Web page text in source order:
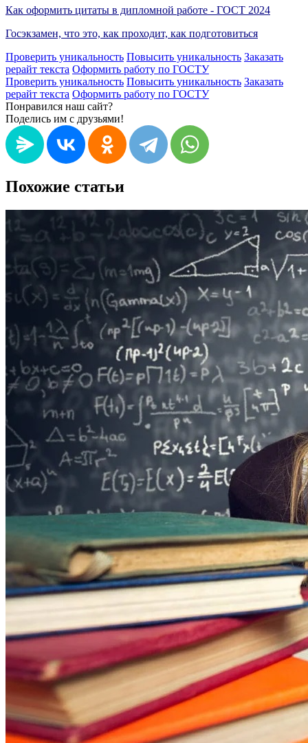
Как оформить цитаты в дипломной работе - ГОСТ 2024
Госэкзамен, что это, как проходит, как подготовиться
Проверить уникальность Повысить уникальность Заказать
рерайт текста Оформить работу по ГОСТУ
Проверить уникальность Повысить уникальность Заказать
рерайт текста Оформить работу по ГОСТУ
Понравился наш сайт?
Поделись им с друзьями!
Похожие статьи